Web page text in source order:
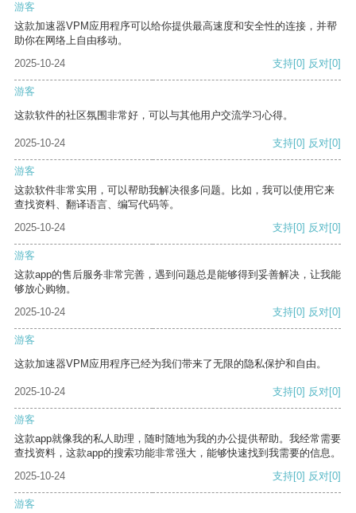
游客
这款加速器VPM应用程序可以给你提供最高速度和安全性的连接，并帮
助你在网络上自由移动。
2025-10-24
支持[0] 反对[0]
游客
这款软件的社区氛围非常好，可以与其他用户交流学习心得。
2025-10-24 支持[0] 反对[0]
游客
这款软件非常实用，可以帮助我解决很多问题。比如，我可以使用它来
查找资料、翻译语言、编写代码等。
2025-10-24
支持[0] 反对[0]
游客
这款app的售后服务非常完善，遇到问题总是能够得到妥善解决，让我能
够放心购物。
2025-10-24
支持[0] 反对[0]
游客
这款加速器VPM应用程序已经为我们带来了无限的隐私保护和自由。
2025-10-24 支持[0] 反对[0]
游客
这款app就像我的私人助理，随时随地为我的办公提供帮助。我经常需要
查找资料，这款app的搜索功能非常强大，能够快速找到我需要的信息。
2025-10-24
支持[0] 反对[0]
游客